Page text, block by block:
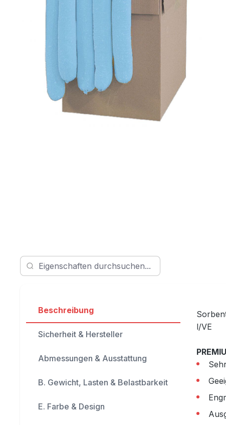
Beschreibung
Sicherheit & Hersteller
Abmessungen & Ausstattung
B. Gewicht, Lasten & Belastbarkeit
E. Farbe & Design
l/VE